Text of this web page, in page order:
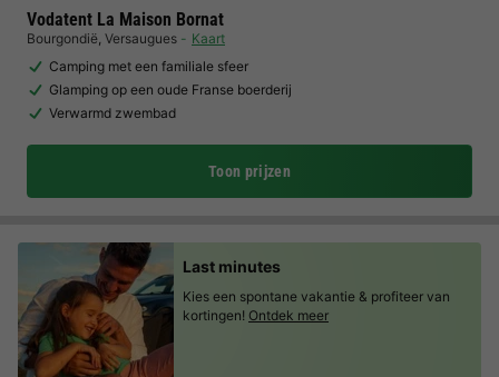
Vodatent La Maison Bornat
Bourgondië, Versaugues
Kaart
Camping met een familiale sfeer
Glamping op een oude Franse boerderij
Verwarmd zwembad
Toon prijzen
Last minutes
Kies een spontane vakantie & profiteer van
kortingen! Ontdek meer